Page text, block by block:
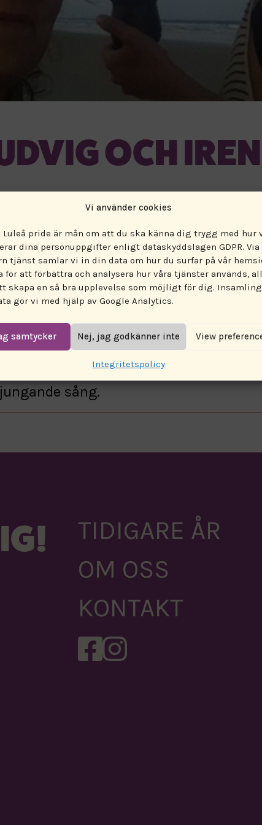
Vi använder cookies
Luleå pride är mån om att du ska känna dig trygg med hur
dina personuppgifter enligt dataskyddslagen GDPR. Via
tjänst samlar vi in din data om hur du surfar på vår
för att förbättra och analysera hur våra tjänster används,
skapa en så bra upplevelse som möjligt för dig.
gör vi med hjälp av Google Analytics.
samtycker Nej, jag godkänner inte View
Integritetspolicy
OCH
19 juni 2016 12:00 - 12:30
Var:Stadsparken
Kategori:Musik
återvänder till Luleå Pride och tar
Tillsammans kommer de att spela
sång.
TIDIGARE ÅR
OM OSS
KONTAKT